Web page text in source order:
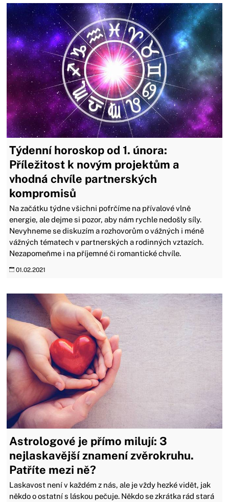
Týdenní horoskop od 1. února:
Příležitost k novým projektům a
vhodná chvíle partnerských
kompromisů
Na začátku týdne všichni pofrčíme na přívalové vlně
energie, ale dejme si pozor, aby nám rychle nedošly síly.
Nevyhneme se diskuzím a rozhovorům o vážných i méně
vážných tématech v partnerských a rodinných vztazích.
Nezapomeňme i na příjemné či romantické chvíle.
01.02.2021
Astrologové je přímo milují: 3
nejlaskavější znamení zvěrokruhu.
Patříte mezi ně?
Laskavost není v každém z nás, ale je vždy hezké vidět, jak
někdo o ostatní s láskou pečuje. Někdo se zkrátka rád stará